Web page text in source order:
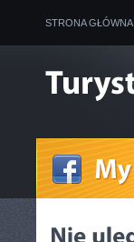
STRONA GŁÓWNA